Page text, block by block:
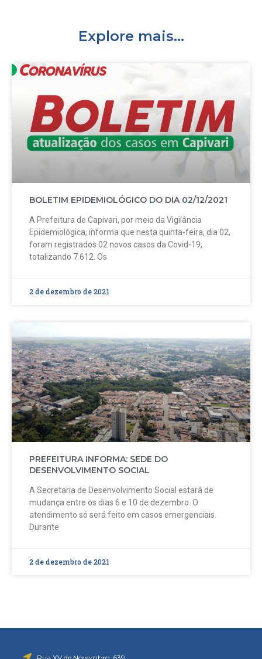
Explore mais...
BOLETIM EPIDEMIOLÓGICO DO DIA 02/12/2021
A Prefeitura de Capivari, por meio da Vigilância
Epidemiológica, informa que nesta quinta-feira, dia 02,
foram registrados 02 novos casos da Covid-19,
totalizando 7.612. Os
2 de dezembro de 2021
PREFEITURA INFORMA: SEDE DO
DESENVOLVIMENTO SOCIAL
A Secretaria de Desenvolvimento Social estará de
mudança entre os dias 6 e 10 de dezembro. O
atendimento só será feito em casos emergenciais.
Durante
2 de dezembro de 2021